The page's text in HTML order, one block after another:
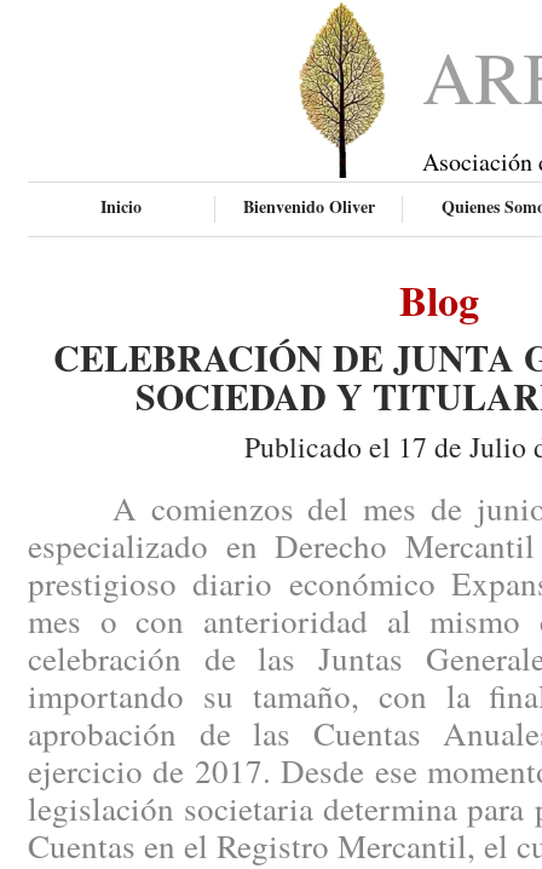
Asociación
Inicio Bienvenido Oliver Quienes
Blog
CELEBRACIÓN DE JUNTA
SOCIEDAD Y
Publicado el 17 de Julio
A comienzos del mes de junio,
especializado en Derecho
prestigioso diario económico
mes o con anterioridad al mismo
celebración de las Juntas
importando su tamaño, con la
aprobación de las Cuentas
ejercicio de 2017. Desde ese
legislación societaria determina para
Cuentas en el Registro Mercantil, el